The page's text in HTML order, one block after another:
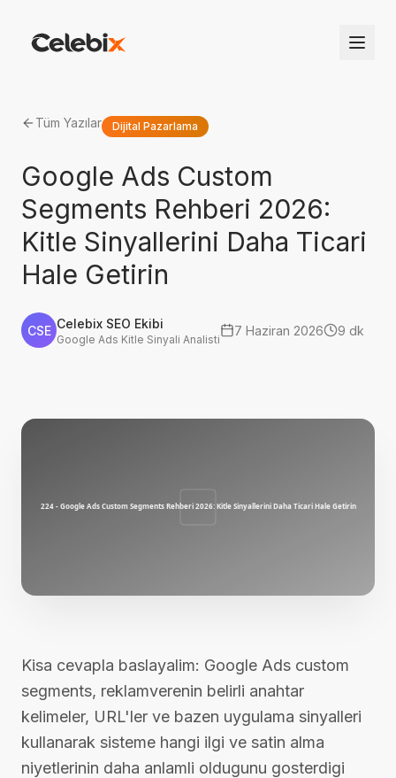
Tüm Yazılar Dijital Pazarlama
Google Ads Custom
Segments Rehberi 2026:
Kitle Sinyallerini Daha Ticari
Hale Getirin
CSE Celebix SEO Ekibi
Google Ads Kitle Sinyali Analisti
7 Haziran 2026 9 dk
Kisa cevapla baslayalim: Google Ads custom
segments, reklamverenin belirli anahtar
kelimeler, URL'ler ve bazen uygulama sinyalleri
kullanarak sisteme hangi ilgi ve satin alma
niyetlerinin daha anlamli oldugunu gosterdigi